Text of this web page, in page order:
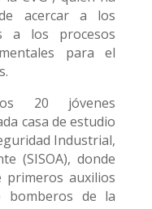
acercar a los
a los procesos
para el
20 jóvenes
casa de estudio
Industrial,
(SISOA), donde
primeros auxilios
bomberos de la